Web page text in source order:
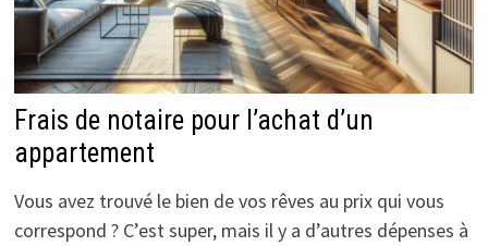
Frais de notaire pour l’achat d’un
appartement
Vous avez trouvé le bien de vos rêves au prix qui vous
correspond ? C’est super, mais il y a d’autres dépenses à